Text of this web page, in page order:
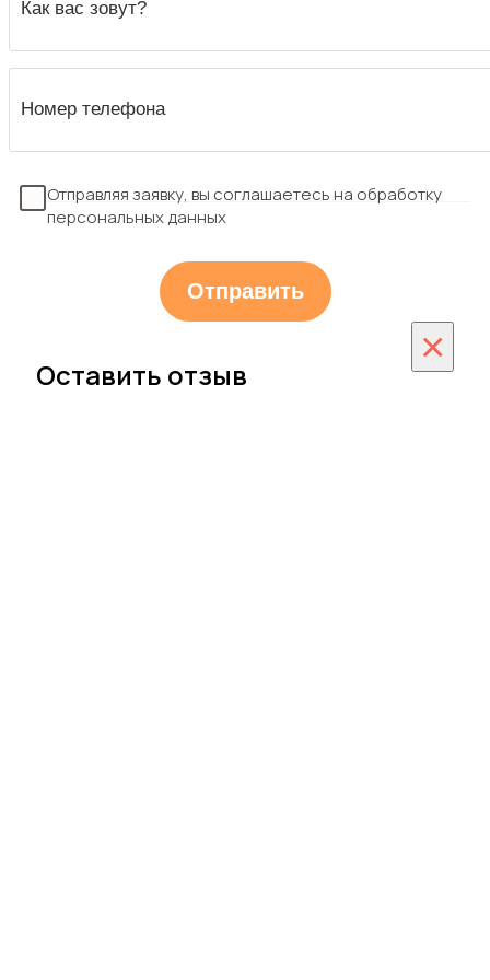
Отправляя заявку, вы соглашаетесь на обработку
персональных данных
×
Оставить отзыв